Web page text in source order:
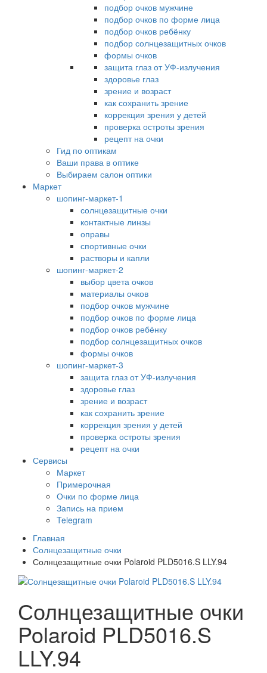
подбор очков мужчине
подбор очков по форме лица
подбор очков ребёнку
подбор солнцезащитных очков
формы очков
защита глаз от УФ-излучения
здоровье глаз
зрение и возраст
как сохранить зрение
коррекция зрения у детей
проверка остроты зрения
рецепт на очки
Гид по оптикам
Ваши права в оптике
Выбираем салон оптики
Маркет
шопинг-маркет-1
солнцезащитные очки
контактные линзы
оправы
спортивные очки
растворы и капли
шопинг-маркет-2
выбор цвета очков
материалы очков
подбор очков мужчине
подбор очков по форме лица
подбор очков ребёнку
подбор солнцезащитных очков
формы очков
шопинг-маркет-3
защита глаз от УФ-излучения
здоровье глаз
зрение и возраст
как сохранить зрение
коррекция зрения у детей
проверка остроты зрения
рецепт на очки
Сервисы
Маркет
Примерочная
Очки по форме лица
Запись на прием
Telegram
Главная
Солнцезащитные очки
Солнцезащитные очки Polaroid PLD5016.S LLY.94
Солнцезащитные очки
Polaroid PLD5016.S
LLY.94